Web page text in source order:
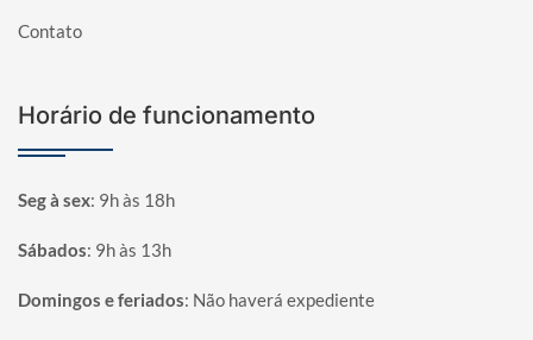
Contato
Horário de funcionamento
Seg à sex: 9h às 18h
Sábados: 9h às 13h
Domingos e feriados: Não haverá expediente